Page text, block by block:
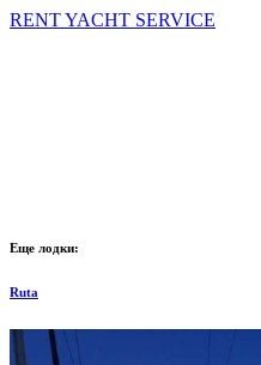
RENT YACHT SERVICE
Еще лодки:
Ruta